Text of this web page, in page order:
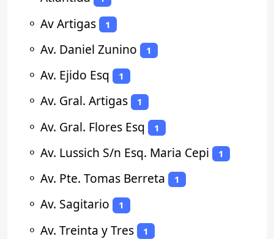
⚬ Av Artigas 1
⚬ Av. Daniel Zunino 1
⚬ Av. Ejido Esq 1
⚬ Av. Gral. Artigas 1
⚬ Av. Gral. Flores Esq 1
⚬ Av. Lussich S/n Esq. Maria Cepi 1
⚬ Av. Pte. Tomas Berreta 1
⚬ Av. Sagitario 1
⚬ Av. Treinta y Tres 1